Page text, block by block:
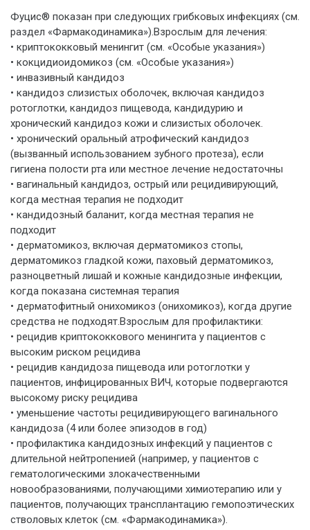
Фуцис® показан при следующих грибковых инфекциях (см.
раздел «Фармакодинамика»).Взрослым для лечения:
• криптококковый менингит (см. «Особые указания»)
• кокцидиоидомикоз (см. «Особые указания»)
• инвазивный кандидоз
• кандидоз слизистых оболочек, включая кандидоз
ротоглотки, кандидоз пищевода, кандидурию и
хронический кандидоз кожи и слизистых оболочек.
• хронический оральный атрофический кандидоз
(вызванный использованием зубного протеза), если
гигиена полости рта или местное лечение недостаточны
• вагинальный кандидоз, острый или рецидивирующий,
когда местная терапия не подходит
• кандидозный баланит, когда местная терапия не
подходит
• дерматомикоз, включая дерматомикоз стопы,
дерматомикоз гладкой кожи, паховый дерматомикоз,
разноцветный лишай и кожные кандидозные инфекции,
когда показана системная терапия
• дерматофитный онихомикоз (онихомикоз), когда другие
средства не подходят.Взрослым для профилактики:
• рецидив криптококкового менингита у пациентов с
высоким риском рецидива
• рецидив кандидоза пищевода или ротоглотки у
пациентов, инфицированных ВИЧ, которые подвергаются
высокому риску рецидива
• уменьшение частоты рецидивирующего вагинального
кандидоза (4 или более эпизодов в год)
• профилактика кандидозных инфекций у пациентов с
длительной нейтропенией (например, у пациентов с
гематологическими злокачественными
новообразованиями, получающими химиотерапию или у
пациентов, получающих трансплантацию гемопоэтических
стволовых клеток (см. «Фармакодинамика»).